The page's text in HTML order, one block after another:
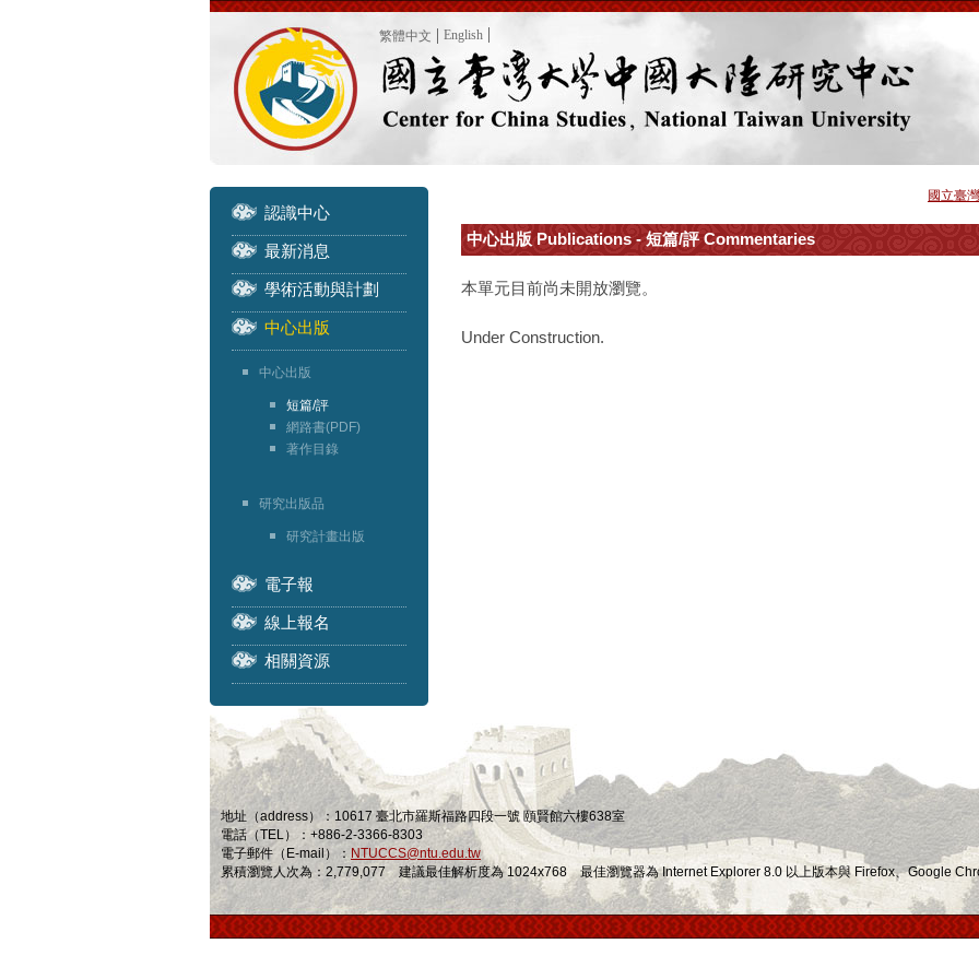
繁體中文 English
認識中心
最新消息
學術活動與計劃
中心出版
中心出版
短篇/評
網路書(PDF)
著作目錄
研究出版品
研究計畫出版
電子報
線上報名
相關資源
國立臺
中心出版 Publications - 短篇/評 Commentaries
本單元目前尚未開放瀏覽。
Under Construction.
地址（address）：10617 臺北市羅斯福路四段一號 頤賢館六樓638室
電話（TEL）：+886-2-3366-8303
電子郵件（E-mail）： NTUCCS@ntu.edu.tw
累積瀏覽人次為：2,779,077 建議最佳解析度為 1024x768 最佳瀏覽器為 Internet Explorer 8.0 以上版本與 Firefox、Google